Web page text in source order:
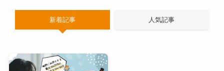
新着記事 人気記事